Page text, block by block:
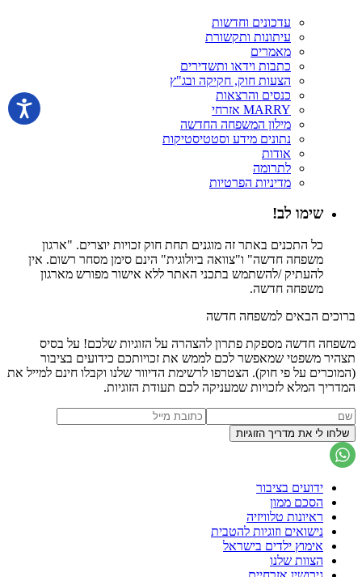
עדכונים וחדשות
עיתונות ותקשורת
מאמרים
כתבות וידאו ותשדירים
הצעות חוק, חקיקה ובג"ץ
כנסים והרצאות
MARRY אזרחי
מילון המשפחה החדשה
נתונים מידע וסטטיסטיקות
אודות
לתרומה
מדיניות הפרטיות
שימו לב!
כל התכנים באתר זה מוגנים תחת חוק זכויות יוצרים. "ארגון
משפחה חדשה" ו"צוואה ביולוגית" הינם סימן מסחר רשום. אין
להעתיק /להשתמש בתכני האתר ללא אישור מפורש מארגון
משפחה חדשה.
ברוכים הבאים למשפחה חדשה
משפחה חדשה מספקת פתרון להצהרה על הזוגיות שלכם! על בסיס
תצהיר משפטי שמאפשר לכם לממש את זכויותכם כידועים בציבור
(המוכרים על פי חוק). הצטרפו לרשימת הדיוור שלנו וקבלו חינם למייל את
המדריך המלא לזכויות שמעניקה לכם תעודת הזוגיות.
ידועים בציבור
הסכם ממון
ראיונות טלוויזיה
נישואים וזוגיות להטבית
אימוץ ילדים בישראל
הצוות שלנו